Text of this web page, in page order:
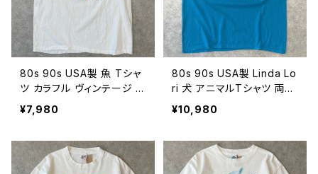
80s 90s USA製 魚 Tシャ
ツ カラフル ヴィンテージ ア
ート 古着 シングルステッチ
蛍光 ネオンカラー アニマル
代 ビンテージ XL 260806
14
¥7,980
80s 90s USA製 Linda Lo
ri 犬 アニマルTシャツ 両面
イヌ ヴィンテージ シングル
ステッチ 古着 ターコイズ
テージ XL 26080613
¥10,980